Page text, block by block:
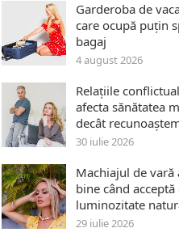
Garderoba de
care ocupă puțin
bagaj
4 august 2026
Relațiile
afecta sănătatea
decât
30 iulie 2026
Machiajul de vară
bine când
luminozitate
29 iulie 2026